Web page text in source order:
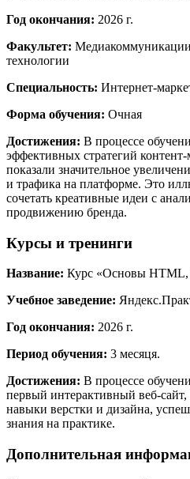
Год окончания: 2026 г.
Факультет:
технологии
Специальность: Интернет-
Форма обучения: Очная
Достижения: В процессе
эффективных стратегий
показали значительное
и трафика на платформе. Это
сочетать креативные идеи с
продвижению бренда.
Курсы и тренинги
Название: Курс «Основы HTML,
Учебное заведение:
Год окончания: 2026 г.
Период обучения: 3 месяця.
Достижения: В процессе
первый интерактивный веб-
навыки верстки и дизайна,
знания на практике.
Дополнительная